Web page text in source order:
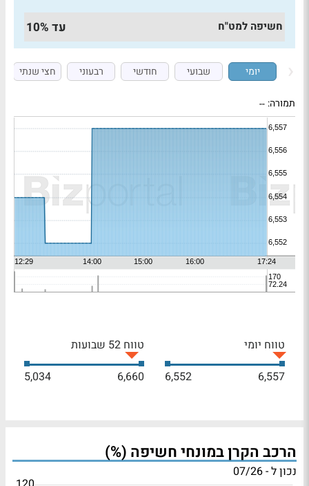
חשיפה למט"ח עד 10%
יומי שבועי חודשי רבעוני חצי שנתי
תמורה: --
טווח יומי
6,557
6,552
טווח 52 שבועות
6,660
5,034
הרכב הקרן במונחי חשיפה (%)
נכון ל - 07/26